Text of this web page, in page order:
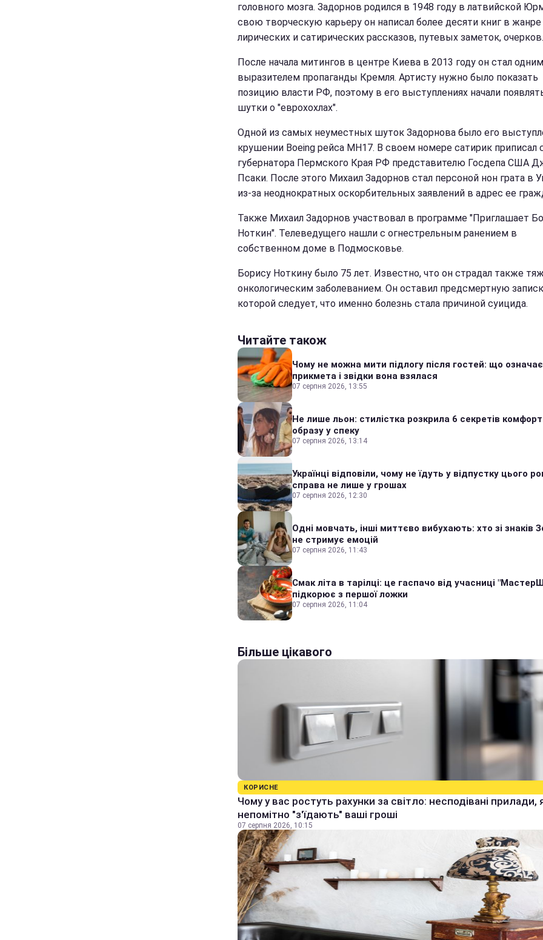
головного мозга. Задорнов родился в 1948 году в латвийской
свою творческую карьеру он написал более десяти книг в жанре
лирических и сатирических рассказов, путевых заметок, очерков.
После начала митингов в центре Киева в 2013 году он стал
выразителем пропаганды Кремля. Артисту нужно было показать
позицию власти РФ, поэтому в его выступлениях начали
шутки о "еврохохлах".
Одной из самых неуместных шуток Задорнова было его
крушении Boeing рейса МН17. В своем номере сатирик приписал
губернатора Пермского Края РФ представителю Госдепа США
Псаки. После этого Михаил Задорнов стал персоной нон грата в
из-за неоднократных оскорбительных заявлений в адрес ее
Также Михаил Задорнов участвовал в программе "Приглашает
Ноткин". Телеведущего нашли с огнестрельным ранением в
собственном доме в Подмосковье.
Борису Ноткину было 75 лет. Известно, что он страдал также
онкологическим заболеванием. Он оставил предсмертную
которой следует, что именно болезнь стала причиной суицида.
Читайте також
Чому не можна мити підлогу після гостей: що
прикмета і звідки вона взялася
07 серпня 2026, 13:55
Не лише льон: стилістка розкрила 6 секретів
образу у спеку
07 серпня 2026, 13:14
Українці відповіли, чому не їдуть у відпустку цього
справа не лише у грошах
07 серпня 2026, 12:30
Одні мовчать, інші миттєво вибухають: хто зі знаків
не стримує емоцій
07 серпня 2026, 11:43
Смак літа в тарілці: це гаспачо від учасниці
підкорює з першої ложки
07 серпня 2026, 11:04
Більше цікавого
КОРИСНЕ
Чому у вас ростуть рахунки за світло: несподівані прилади,
непомітно "з'їдають" ваші гроші
07 серпня 2026, 10:15